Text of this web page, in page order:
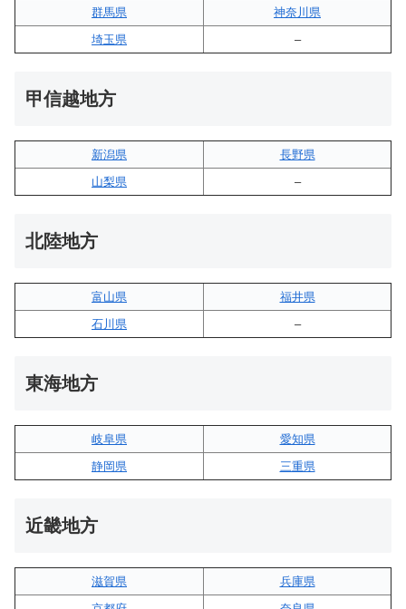
群馬県
神奈川県
埼玉県
–
甲信越地方
新潟県
長野県
山梨県
–
北陸地方
富山県
福井県
石川県
–
東海地方
岐阜県
愛知県
静岡県
三重県
近畿地方
滋賀県
兵庫県